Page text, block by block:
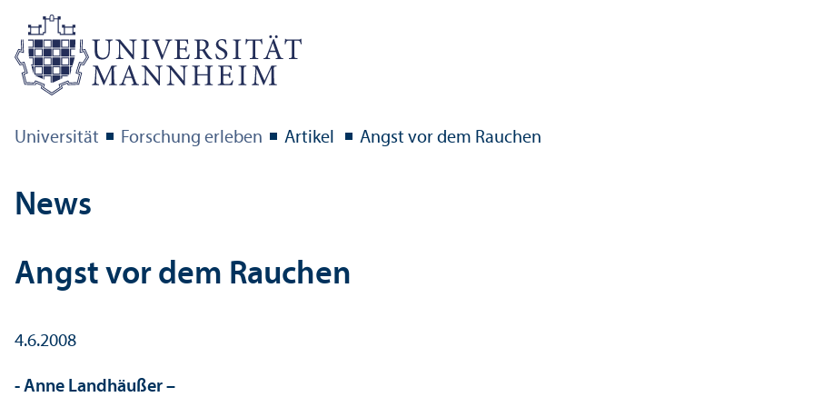
Universität Forschung erleben Artikel Angst vor dem Rauchen
News
Angst vor dem Rauchen
4.6.2008
- Anne Landhäußer –